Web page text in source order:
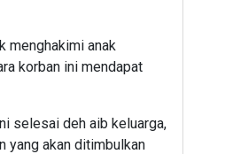
menghakimi anak
korban ini mendapat
selesai deh aib keluarga,
yang akan ditimbulkan